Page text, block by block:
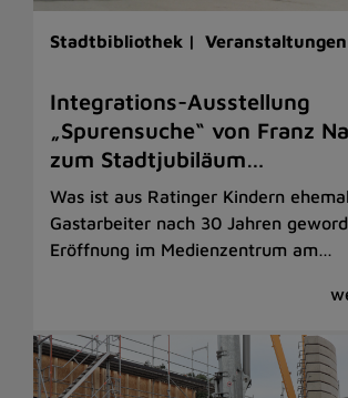
Stadtbibliothek |
Integrations-Ausstellung
„Spurensuche“ von Franz
zum Stadtjubiläum…
Was ist aus Ratinger Kindern
Gastarbeiter nach 30 Jahren
Eröffnung im Medienzentrum am…